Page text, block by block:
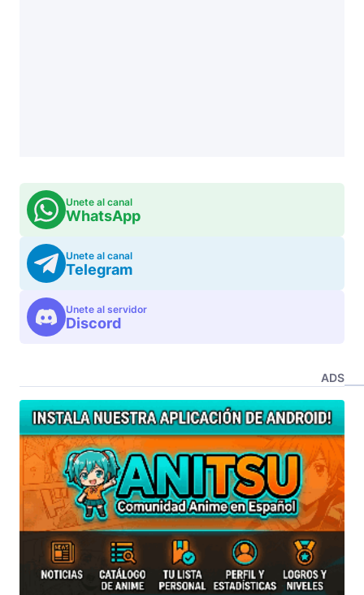
Unete al canal
WhatsApp
Unete al canal
Telegram
Unete al servidor
Discord
ADS